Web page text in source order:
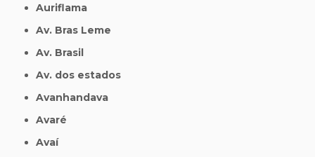
Auriflama
Av. Bras Leme
Av. Brasil
Av. dos estados
Avanhandava
Avaré
Avaí